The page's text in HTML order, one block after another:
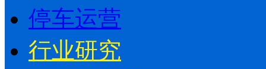
停车运营
行业研究